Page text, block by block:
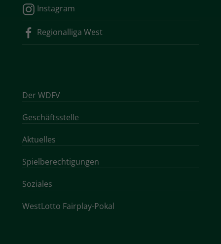
Instagram
Regionalliga West
Der WDFV
Geschäftsstelle
Aktuelles
Spielberechtigungen
Soziales
WestLotto Fairplay-Pokal